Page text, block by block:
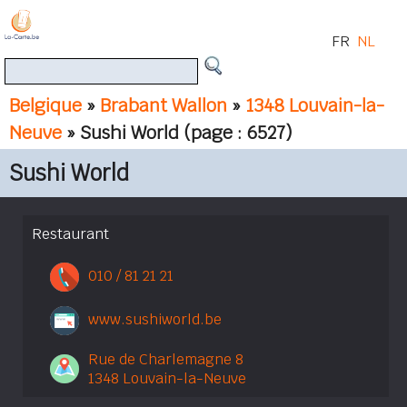
Belgique » Brabant Wallon » 1348 Louvain-la-
Neuve » Sushi World (page : 6527)
FR NL
Sushi World
Restaurant
010 / 81 21 21
www.sushiworld.be
Rue de Charlemagne 8
1348 Louvain-la-Neuve